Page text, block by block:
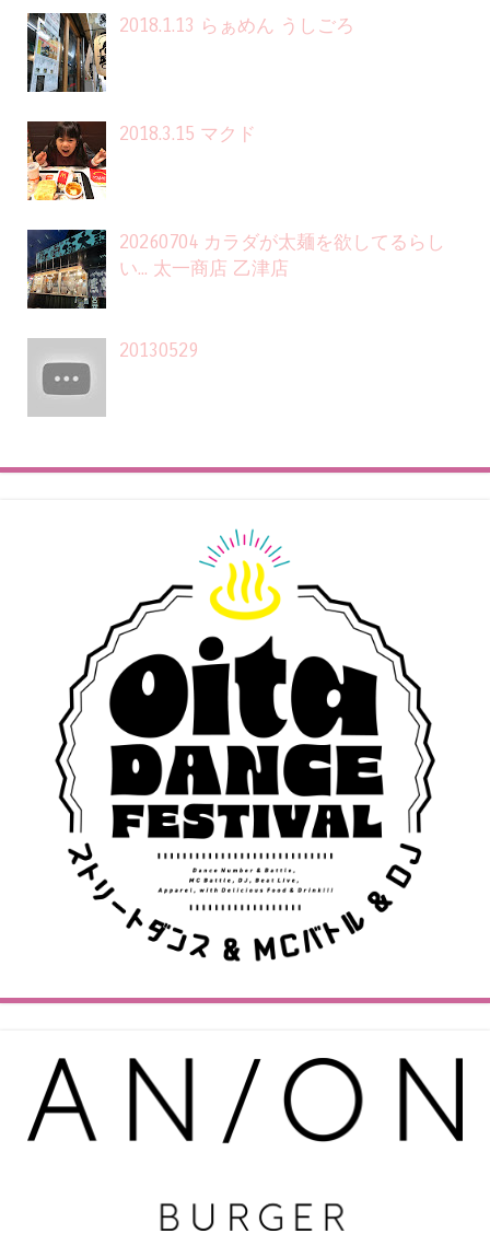
2018.1.13 らぁめん うしごろ
2018.3.15 マクド
20260704 カラダが太麺を欲してるらし
い... 太一商店 乙津店
20130529